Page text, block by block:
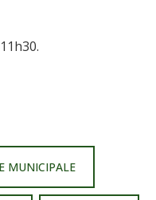
MUNICIPALE